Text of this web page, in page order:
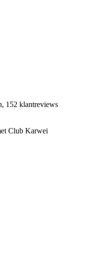
152 klantreviews
Club Karwei